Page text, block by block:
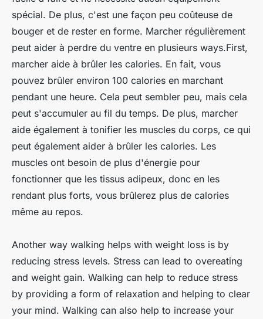
spécial. De plus, c'est une façon peu coûteuse de
bouger et de rester en forme. Marcher régulièrement
peut aider à perdre du ventre en plusieurs ways.First,
marcher aide à brûler les calories. En fait, vous
pouvez brûler environ 100 calories en marchant
pendant une heure. Cela peut sembler peu, mais cela
peut s'accumuler au fil du temps. De plus, marcher
aide également à tonifier les muscles du corps, ce qui
peut également aider à brûler les calories. Les
muscles ont besoin de plus d'énergie pour
fonctionner que les tissus adipeux, donc en les
rendant plus forts, vous brûlerez plus de calories
même au repos.
Another way walking helps with weight loss is by
reducing stress levels. Stress can lead to overeating
and weight gain. Walking can help to reduce stress
by providing a form of relaxation and helping to clear
your mind. Walking can also help to increase your